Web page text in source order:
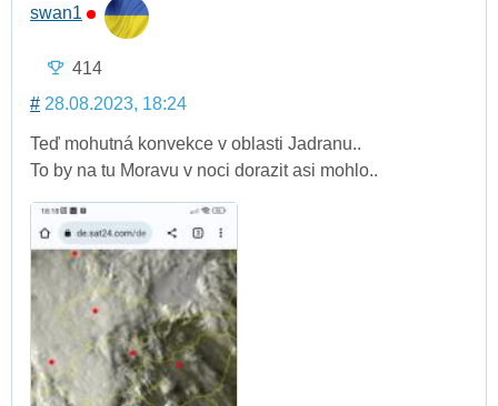
swan1
414
# 28.08.2023, 18:24
Teď mohutná konvekce v oblasti Jadranu..
To by na tu Moravu v noci dorazit asi mohlo..